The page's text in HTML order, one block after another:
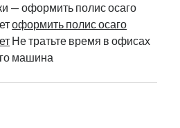
— оформить полис осаго
оформить полис осаго
Не тратьте время в офисах
машина